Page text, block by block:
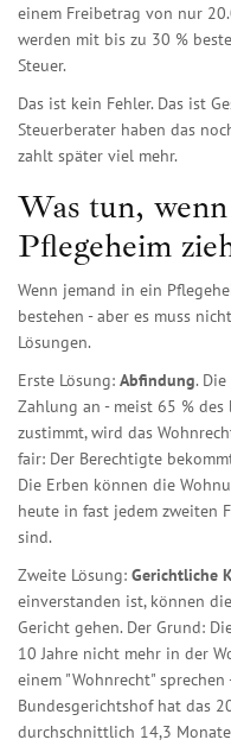
einem Freibetrag von nur
werden mit bis zu 30 %
Steuer.
Das ist kein Fehler. Das ist
Steuerberater haben das
zahlt später viel mehr.
Was tun,
Pflegeheim
Wenn jemand in ein
bestehen - aber es muss
Lösungen.
Erste Lösung: Abfindung.
Zahlung an - meist 65 % des
zustimmt, wird das
fair: Der Berechtigte
Die Erben können die
heute in fast jedem zweiten
sind.
Zweite Lösung: Gerichtliche
einverstanden ist, können
Gericht gehen. Der Grund:
10 Jahre nicht mehr in der
einem "Wohnrecht"
Bundesgerichtshof hat das
durchschnittlich 14,3